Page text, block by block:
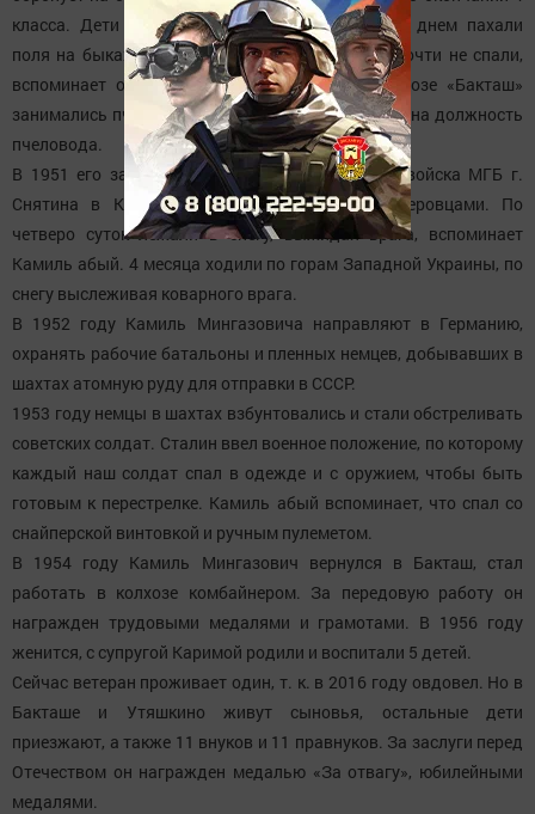
класса. Дети работали наравне со взрослыми, днем пахали
поля на быках, а ночью носили снопы на ток, почти не спали,
вспоминает он. В годы войны и после в колхозе «Бакташ»
занимались пчеловодством, и юношу выдвигают на должность
пчеловода.
В 1951 его забирают в армию, он попадает в войска МГБ г.
Снятина в Карпатские горы воевать с бандеровцами. По
четверо суток лежали в снегу, выжидая врага, вспоминает
Камиль абый. 4 месяца ходили по горам Западной Украины, по
снегу выслеживая коварного врага.
В 1952 году Камиль Мингазовича направляют в Германию,
охранять рабочие батальоны и пленных немцев, добывавших в
шахтах атомную руду для отправки в СССР.
1953 году немцы в шахтах взбунтовались и стали обстреливать
советских солдат. Сталин ввел военное положение, по которому
каждый наш солдат спал в одежде и с оружием, чтобы быть
готовым к перестрелке. Камиль абый вспоминает, что спал со
снайперской винтовкой и ручным пулеметом.
В 1954 году Камиль Мингазович вернулся в Бакташ, стал
работать в колхозе комбайнером. За передовую работу он
награжден трудовыми медалями и грамотами. В 1956 году
женится, с супругой Каримой родили и воспитали 5 детей.
Сейчас ветеран проживает один, т. к. в 2016 году овдовел. Но в
Бакташе и Утяшкино живут сыновья, остальные дети
приезжают, а также 11 внуков и 11 правнуков. За заслуги перед
Отечеством он награжден медалью «За отвагу», юбилейными
медалями.